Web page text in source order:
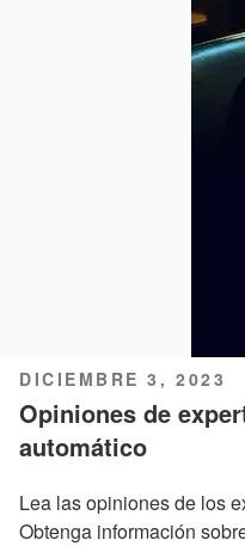
PUBLICADO
EL
DICIEMBRE 3, 2023
Opiniones de
automático
Lea las opiniones de los
Obtenga información